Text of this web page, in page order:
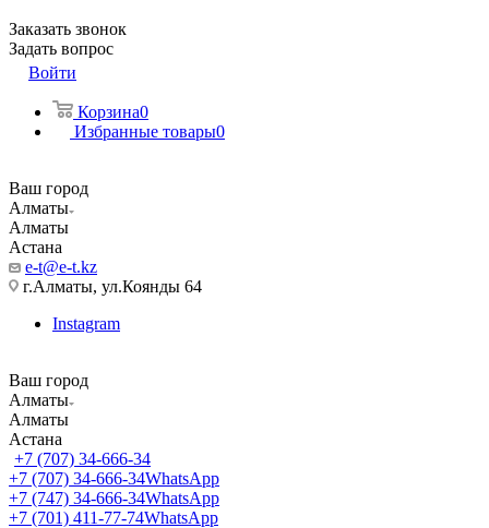
Заказать звонок
Задать вопрос
Войти
Корзина0
Избранные товары0
Ваш город
Алматы
Алматы
Астана
e-t@e-t.kz
г.Алматы, ул.Коянды 64
Instagram
Ваш город
Алматы
Алматы
Астана
+7 (707) 34-666-34
+7 (707) 34-666-34WhatsApp
+7 (747) 34-666-34WhatsApp
+7 (701) 411-77-74WhatsApp